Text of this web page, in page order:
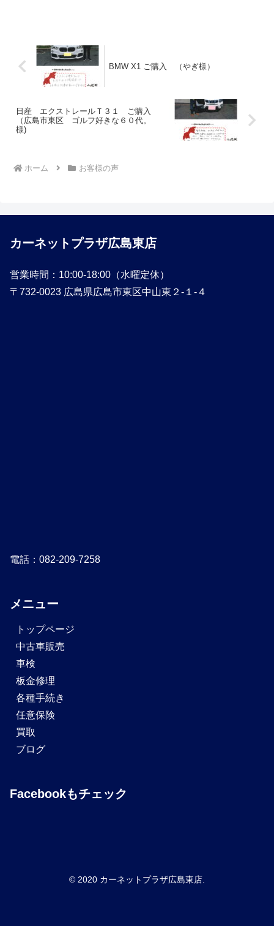
BMW X1 ご購入 （やぎ様）
日産 エクストレールＴ３１ ご購入
（広島市東区 ゴルフ好きな６０代。
様)
ホーム お客様の声
カーネットプラザ広島東店
営業時間：10:00-18:00（水曜定休）
〒732-0023 広島県広島市東区中山東２-１-４
電話：082-209-7258
メニュー
トップページ
中古車販売
車検
板金修理
各種手続き
任意保険
買取
ブログ
Facebookもチェック
© 2020 カーネットプラザ広島東店.